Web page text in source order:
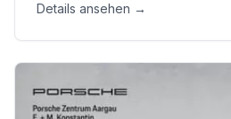
Details ansehen →